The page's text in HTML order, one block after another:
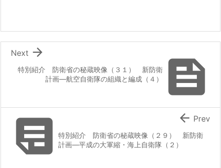

特別紹介 防衛省の秘蔵映像（３１） 新防衛
計画―航空自衛隊の組織と編成（４）

Next
特別紹介 防衛省の秘蔵映像（２９） 新防衛
計画―平成の大軍縮・海上自衛隊（２）
 Prev